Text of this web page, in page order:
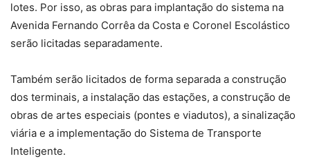
lotes. Por isso, as obras para implantação do sistema na
Avenida Fernando Corrêa da Costa e Coronel Escolástico
serão licitadas separadamente.
Também serão licitados de forma separada a construção
dos terminais, a instalação das estações, a construção de
obras de artes especiais (pontes e viadutos), a sinalização
viária e a implementação do Sistema de Transporte
Inteligente.